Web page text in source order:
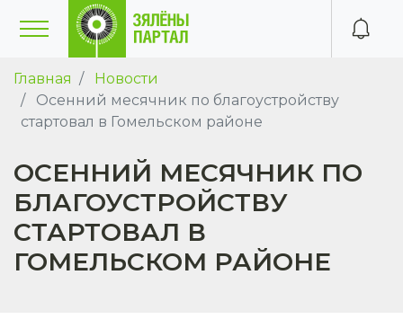
Главная
Новости
Осенний месячник по благоустройству
стартовал в Гомельском районе
ОСЕННИЙ МЕСЯЧНИК ПО
БЛАГОУСТРОЙСТВУ
СТАРТОВАЛ В
ГОМЕЛЬСКОМ РАЙОНЕ